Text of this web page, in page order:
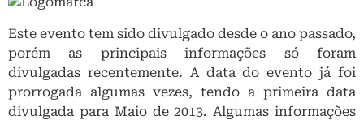
Este evento tem sido divulgado desde o ano passado,
porém as principais informações só foram
divulgadas recentemente. A data do evento já foi
prorrogada algumas vezes, tendo a primeira data
divulgada para Maio de 2013. Algumas informações